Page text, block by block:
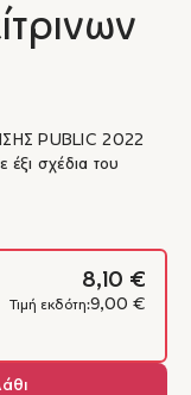
PUBLIC 2022
έξι σχέδια του
8,10 €
Τιμή εκδότη:9,00 €